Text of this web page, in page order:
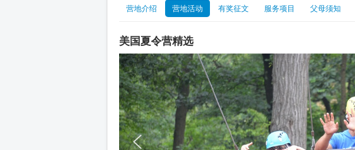
营地介绍 营地活动 有奖征文 服务项目 父母须知
美国夏令营精选